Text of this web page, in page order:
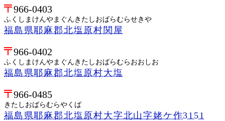
966-0403
ふくしまけんやまぐんきたしおばらむらせきや
福島県耶麻郡北塩原村関屋
966-0402
ふくしまけんやまぐんきたしおばらむらおおしお
福島県耶麻郡北塩原村大塩
966-0485
きたしおばらむらやくば
福島県耶麻郡北塩原村大字北山字姥ケ作3151